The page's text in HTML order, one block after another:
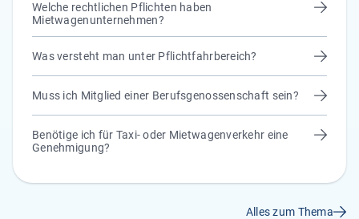
Welche rechtlichen Pflichten haben
Mietwagenunternehmen?
Was versteht man unter Pflichtfahrbereich?
Muss ich Mitglied einer Berufsgenossenschaft sein?
Benötige ich für Taxi- oder Mietwagenverkehr eine
Genehmigung?
Alles zum Thema